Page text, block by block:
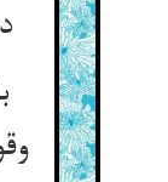
دهها و وطنها و رباط